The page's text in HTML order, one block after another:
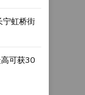
宁虹桥街
可获30